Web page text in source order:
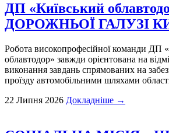
ДП «Київський
ДОРОЖНЬОЇ ГАЛУЗІ
Робота високопрофесійної команди ДП
облавтодор» завжди орієнтована на
виконання завдань спрямованих на
проїзду автомобільними шляхами
22 Липня 2026 Докладніше →